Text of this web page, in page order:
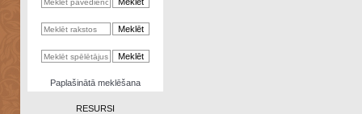
kalkulators
NomētātāsPaplašinātā meklēšana
RESURSI